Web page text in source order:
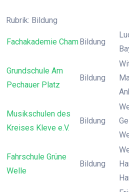
Rubrik: Bildung
Fachakademie ChamBildung
Grundschule Am
Pechauer Platz
Bildung
Musikschulen des
Kreises Kleve e.V.
Bildung
Fahrschule Grüne
Welle
Bildung